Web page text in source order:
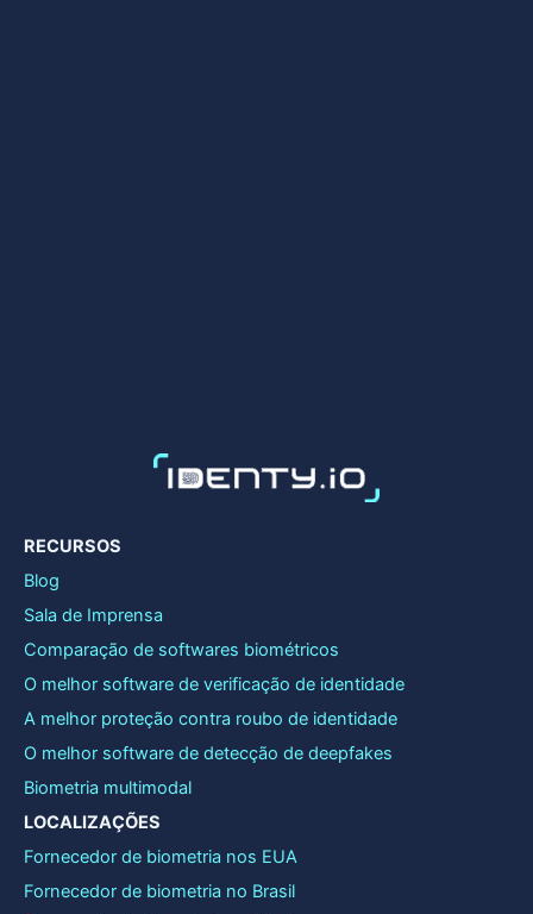
RECURSOS
Blog
Sala de Imprensa
Comparação de softwares biométricos
O melhor software de verificação de identidade
A melhor proteção contra roubo de identidade
O melhor software de detecção de deepfakes
Biometria multimodal
LOCALIZAÇÕES
Fornecedor de biometria nos EUA
Fornecedor de biometria no Brasil